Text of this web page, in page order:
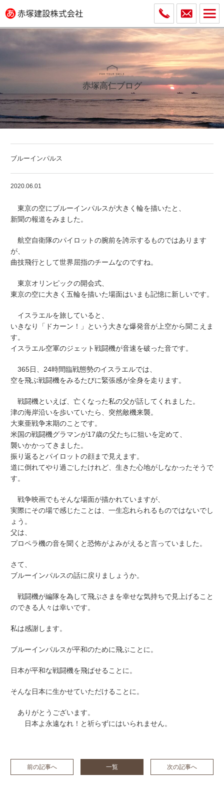
赤塚高仁ブログ
ブルーインパルス
2020.06.01
東京の空にブルーインパルスが大きく輪を描いたと、
新聞の報道をみました。
航空自衛隊のパイロットの腕前を誇示するものではあります
が、
曲技飛行として世界屈指のチームなのですね。
東京オリンピックの開会式、
東京の空に大きく五輪を描いた場面はいまも記憶に新しいです。
イスラエルを旅していると、
いきなり「ドカーン！」という大きな爆発音が上空から聞こえま
す。
イスラエル空軍のジェット戦闘機が音速を破った音です。
365日、24時間臨戦態勢のイスラエルでは、
空を飛ぶ戦闘機をみるたびに緊張感が全身を走ります。
戦闘機といえば、亡くなった私の父が話してくれました。
津の海岸沿いを歩いていたら、突然敵機来襲。
大東亜戦争末期のことです。
米国の戦闘機グラマンが17歳の父たちに狙いを定めて、
襲いかかってきました。
振り返るとパイロットの顔まで見えます。
道に倒れてやり過ごしたけれど、生きた心地がしなかったそうで
す。
戦争映画でもそんな場面が描かれていますが、
実際にその場で感じたことは、一生忘れられるものではないでし
ょう。
父は、
プロペラ機の音を聞くと恐怖がよみがえると言っていました。
さて、
ブルーインパルスの話に戻りましょうか。
戦闘機が編隊を為して飛ぶさまを幸せな気持ちで見上げること
のできる人々は幸いです。
私は感謝します。
ブルーインパルスが平和のために飛ぶことに。
日本が平和な戦闘機を飛ばせることに。
そんな日本に生かせていただけることに。
ありがとうございます。
日本よ永遠なれ！と祈らずにはいられません。
前の記事へ 一覧 次の記事へ